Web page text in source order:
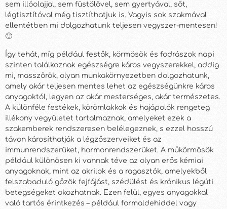
sem illóolajjal, sem füstölővel, sem gyertyával, sőt,
légtisztítóval még tisztíthatjuk is. Vagyis sok szakmával
ellentétben mi dolgozhatunk teljesen vegyszer-mentesen!
🙂
Így tehát, míg például festők, körmösök és fodrászok napi
szinten találkoznak egészségre káros vegyszerekkel, addig
mi, masszőrök, olyan munkakörnyezetben dolgozhatunk,
amely akár teljesen mentes lehet az egészségünkre káros
anyagoktól, legyen az akár mesterséges, akár természetes.
A különféle festékek, körömlakkok és hajápolók rengeteg
illékony vegyületet tartalmaznak, amelyeket ezek a
szakemberek rendszeresen belélegeznek, s ezzel hosszú
távon károsíthatják a légzőszerveiket és az
immunrendszerüket, hormonrendszerüket. A műkörmösök
például különösen ki vannak téve az olyan erős kémiai
anyagoknak, mint az akrilok és a ragasztók, amelyekből
felszabaduló gőzök fejfájást, szédülést és krónikus légúti
betegségeket okozhatnak. Ezen felül, egyes anyagokkal
való tartós érintkezés – például formaldehiddel vagy